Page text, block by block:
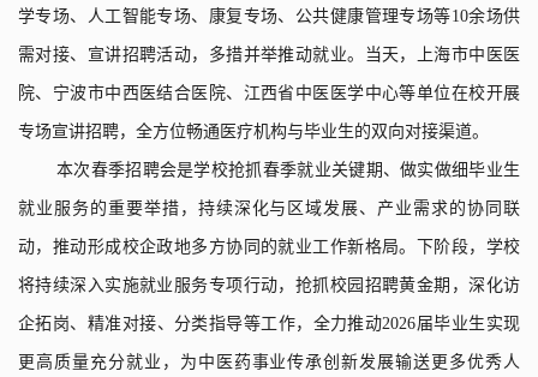
学专场、人工智能专场、康复专场、公共健康管理专场等10余场供
需对接、宣讲招聘活动，多措并举推动就业。当天，上海市中医医
院、宁波市中西医结合医院、江西省中医医学中心等单位在校开展
专场宣讲招聘，全方位畅通医疗机构与毕业生的双向对接渠道。
本次春季招聘会是学校抢抓春季就业关键期、做实做细毕业生
就业服务的重要举措，持续深化与区域发展、产业需求的协同联
动，推动形成校企政地多方协同的就业工作新格局。下阶段，学校
将持续深入实施就业服务专项行动，抢抓校园招聘黄金期，深化访
企拓岗、精准对接、分类指导等工作，全力推动2026届毕业生实现
更高质量充分就业，为中医药事业传承创新发展输送更多优秀人